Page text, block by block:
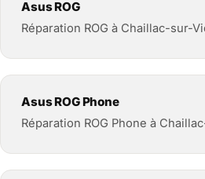
Asus ROG
Réparation ROG à Chaillac-sur-
Asus ROG Phone
Réparation ROG Phone à